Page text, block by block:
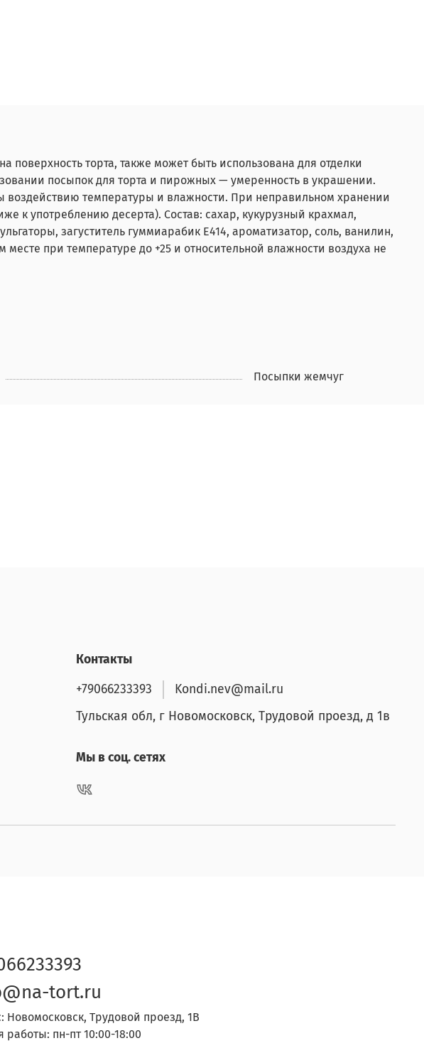
торта, также может быть использована для отделки
посыпок для торта и пирожных — умеренность в украшении.
температуры и влажности. При неправильном хранении
к употреблению десерта). Состав: сахар, кукурузный крахмал,
загуститель гуммиарабик Е414, ароматизатор, соль, ванилин,
при температуре до +25 и относительной влажности воздуха не
Посыпки жемчуг
Контакты
+79066233393
Kondi.nev@mail.ru
Тульская обл, г Новомосковск, Трудовой проезд, д 1в
Мы в соц. сетях
tort.ru
Новомосковск, Трудовой проезд, 1В
работы: пн-пт 10:00-18:00